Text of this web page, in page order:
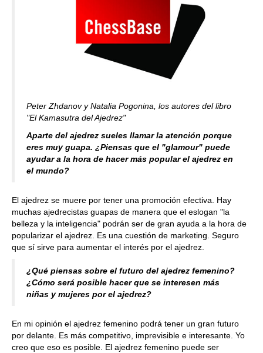
Peter Zhdanov y Natalia Pogonina, los autores del libro
"El Kamasutra del Ajedrez"
Aparte del ajedrez sueles llamar la atención porque
eres muy guapa. ¿Piensas que el "glamour" puede
ayudar a la hora de hacer más popular el ajedrez en
el mundo?
El ajedrez se muere por tener una promoción efectiva. Hay
muchas ajedrecistas guapas de manera que el eslogan "la
belleza y la inteligencia" podrán ser de gran ayuda a la hora de
popularizar el ajedrez. Es una cuestión de marketing. Seguro
que sí sirve para aumentar el interés por el ajedrez.
¿Qué piensas sobre el futuro del ajedrez femenino?
¿Cómo será posible hacer que se interesen más
niñas y mujeres por el ajedrez?
En mi opinión el ajedrez femenino podrá tener un gran futuro
por delante. Es más competitivo, imprevisible e interesante. Yo
creo que eso es posible. El ajedrez femenino puede ser